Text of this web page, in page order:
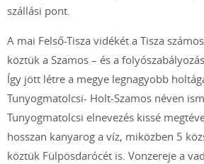
szállási pont.
A mai Felső-Tisza vidékét a Tisza
köztük a Szamos – és a
Így jött létre a megye legnagyobb
Tunyogmatolcsi- Holt-Szamos néven
Tunyogmatolcsi elnevezés kissé
hosszan kanyarog a víz, miközben 5
köztük Fülpösdarócét is. Vonzereje a